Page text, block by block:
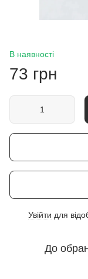
В наявності
73 грн
Увійти для
До